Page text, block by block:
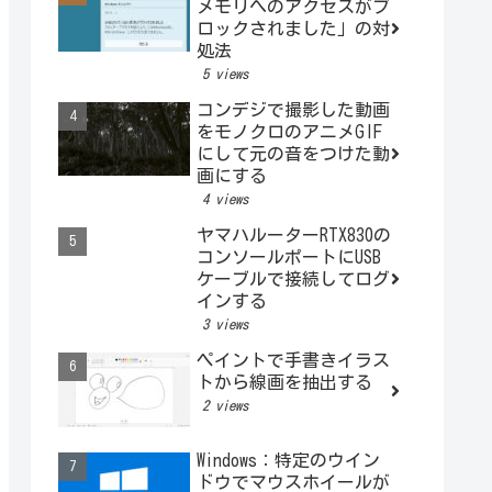
メモリへのアクセスがブ
ロックされました」の対
処法
5 views
コンデジで撮影した動画
をモノクロのアニメGIF
にして元の音をつけた動
画にする
4 views
ヤマハルーターRTX830の
コンソールポートにUSB
ケーブルで接続してログ
インする
3 views
ペイントで手書きイラス
トから線画を抽出する
2 views
Windows：特定のウイン
ドウでマウスホイールが